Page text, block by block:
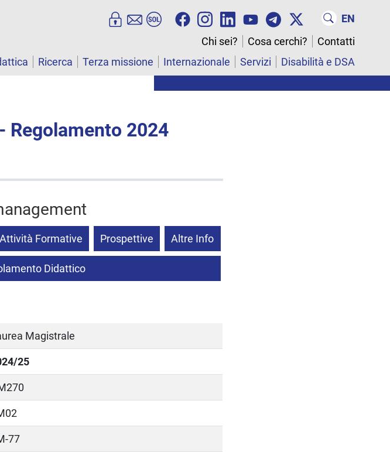
EN
Chi sei?
Cosa cerchi?
Contatti
Ricerca Terza missione Internazionale Servizi Disabilità e DSA
Regolamento 2024
Attività Formative Prospettive Altre Info
Didattico
Magistrale
25
77